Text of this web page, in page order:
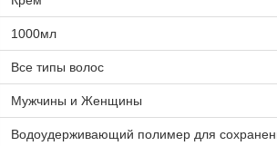
1000мл
Все типы волос
Мужчины и Женщины
Водоудерживающий полимер для